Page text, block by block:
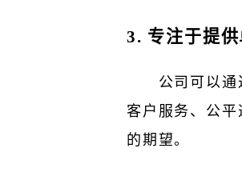
3. 专注于提
公司可以
客户服务、公
的期望。